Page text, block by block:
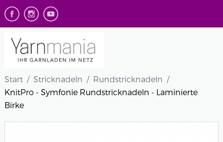
Start Stricknadeln
Rundstricknadeln
KnitPro - Symfonie Rundstricknadeln - Laminierte
Birke